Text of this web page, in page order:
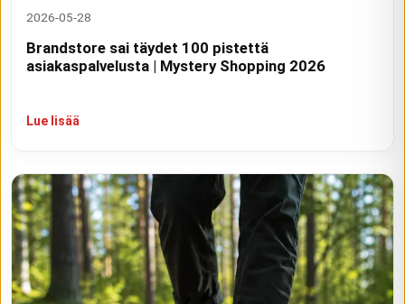
2026-05-28
Brandstore sai täydet 100 pistettä
asiakaspalvelusta | Mystery Shopping 2026
Lue lisää